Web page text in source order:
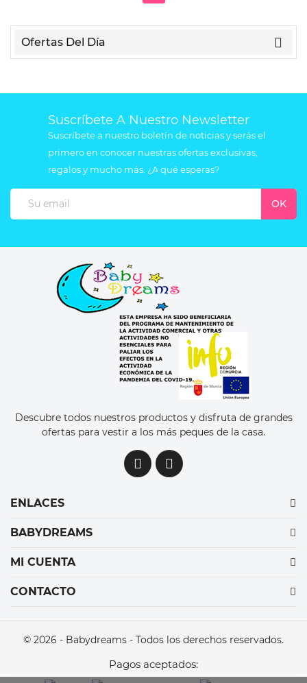
Ofertas Del Día
Suscríbete A Nuestro Newsletter
Suscríbete a nuestro boletín de noticias y serás el
primero en conocer nuestras ofertas exclusivas,
regalos y mucho más. ¿A qué esperas?
Descubre todos nuestros productos y disfruta de grandes
ofertas para vestir a los más peques de la casa.
ENLACES
BABYDREAMS
MI CUENTA
CONTACTO
© 2026 - Babydreams - Todos los derechos reservados.
Pagos aceptados: